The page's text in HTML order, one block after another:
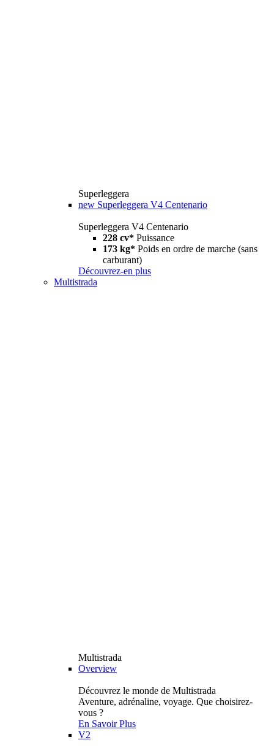
Superleggera
new Superleggera V4 Centenario
Superleggera V4 Centenario
228 cv* Puissance
173 kg* Poids en ordre de marche (sans
carburant)
Découvrez-en plus
Multistrada
Multistrada
Overview
Découvrez le monde de Multistrada
Aventure, adrénaline, voyage. Que choisirez-
vous ?
En Savoir Plus
V2